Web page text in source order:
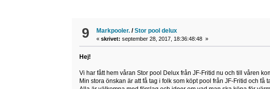
9 Markpooler. /Stor pool delux
«skrivet: september 28, 2017, 18:36:48:48 »
Hej!
Vi har fått hem våran Stor pool Delux från JF-Fritid nu och till våren
Min stora önskan är att få tag i folk som köpt pool från JF-Fritid och